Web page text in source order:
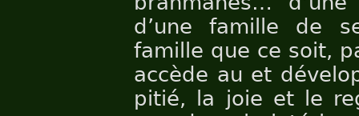
d’une famille de
famille que ce soit,
accède au et
pitié, la joie et le